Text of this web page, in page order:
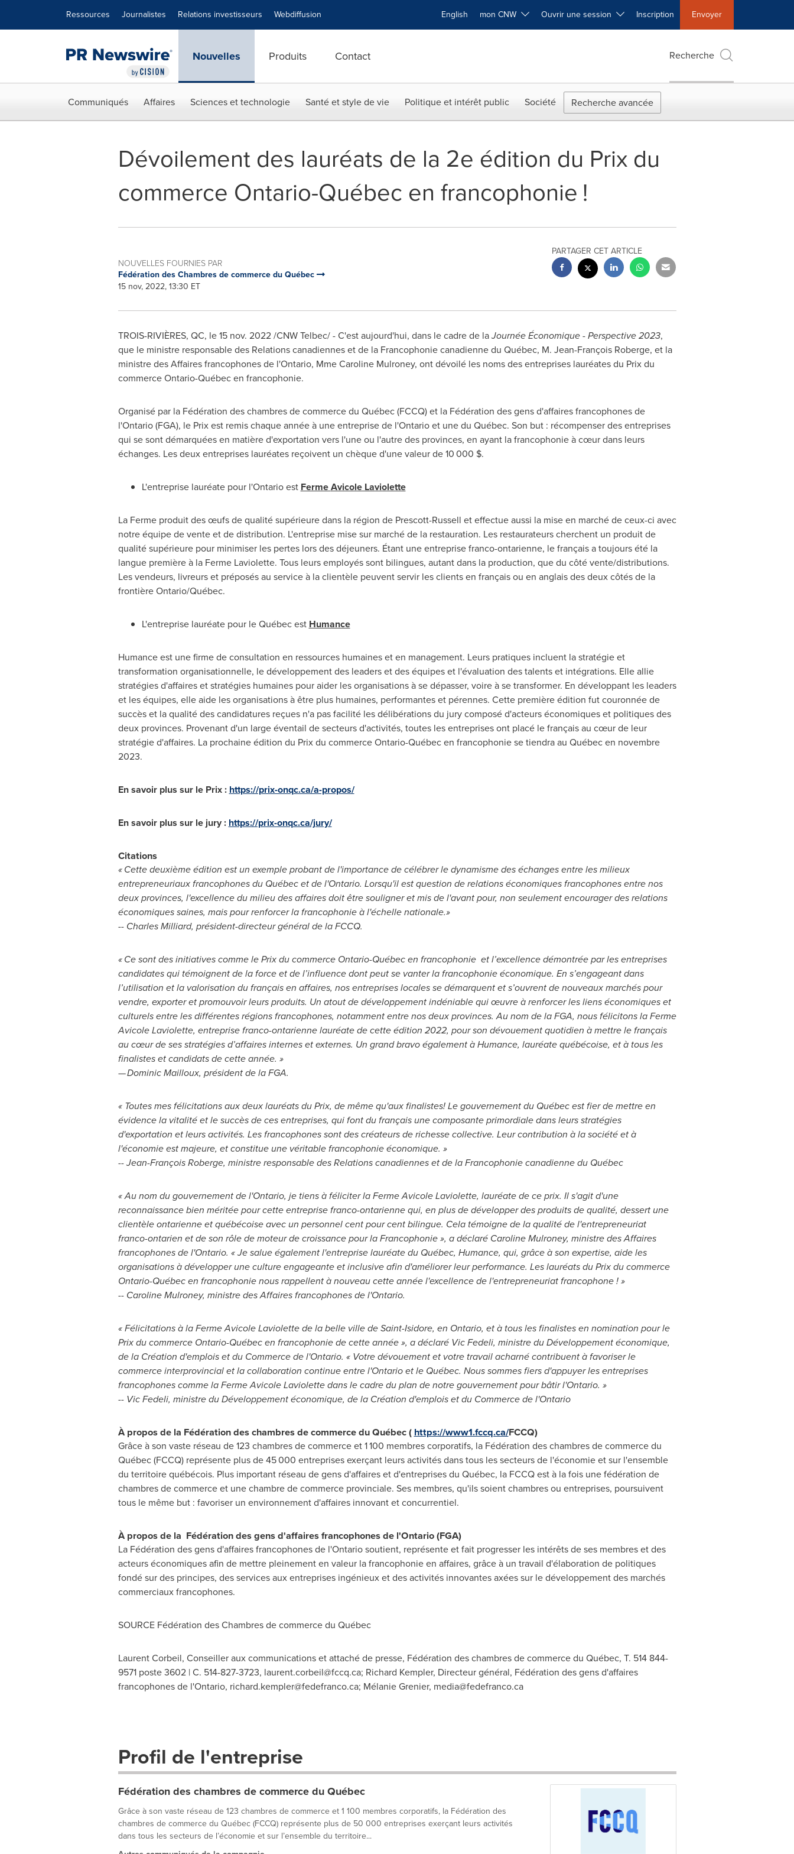
Ressources Journalistes Relations investisseurs Webdiffusion English mon CNW Ouvrir une session Inscription Envoyer
Nouvelles Produits Contact Recherche
Communiqués Affaires Sciences et technologie Santé et style de vie Politique et intérêt public Société Recherche avancée
Dévoilement des lauréats de la 2e édition du Prix du
commerce Ontario-Québec en francophonie !
NOUVELLES FOURNIES PAR
Fédération des Chambres de commerce du Québec
15 nov, 2022, 13:30 ET
PARTAGER CET ARTICLE
TROIS-RIVIÈRES, QC, le15 nov. 2022/CNW Telbec/ - C'est aujourd'hui, dans le cadre de laJournée Économique - Perspective 2023,
que le ministre responsable des Relations canadiennes et de la Francophonie canadienne du Québec, M. Jean-François Roberge, et la
ministre des Affaires francophones de l'Ontario, Mme Caroline Mulroney, ont dévoilé les noms des entreprises lauréates du Prix du
commerce Ontario-Québec en francophonie.
Organisé par la Fédération des chambres de commerce du Québec (FCCQ) et la Fédération des gens d'affaires francophones de
l'Ontario(FGA), le Prix est remis chaque année à une entreprise de l'Ontarioet une du Québec. Son but : récompenser des entreprises
qui se sont démarquées en matière d'exportation vers l'une ou l'autre des provinces, en ayant la francophonie à cœur dans leurs
échanges. Les deux entreprises lauréates reçoivent un chèque d'une valeur de 10 000 $.
L'entreprise lauréate pour l'Ontarioest FermeAvicole Laviolette
La Fermeproduit des œufs de qualité supérieure dans la région de Prescott-Russell et effectue aussi la mise en marché de ceux-ci avec
notre équipe de vente et de distribution. L'entreprise mise sur marché de la restauration. Les restaurateurs cherchent un produit de
qualité supérieure pour minimiser les pertes lors des déjeuners. Étant une entreprise franco-ontarienne, le français a toujours été la
langue première à la Ferme Laviolette. Tous leurs employés sont bilingues, autant dans la production, que du côté vente/distributions.
Les vendeurs, livreurs et préposés au service à la clientèle peuvent servir les clients en français ou en anglais des deux côtés de la
frontièreOntario/Québec.
L'entreprise lauréate pour le Québec est Humance
Humance est une firme de consultation en ressources humaines et en management. Leurs pratiques incluent la stratégie et
transformation organisationnelle, le développement des leaders et des équipes et l'évaluation des talents et intégrations. Elle allie
stratégies d'affaires et stratégies humaines pour aider les organisations à se dépasser, voire à se transformer. En développant les leaders
et les équipes, elle aide les organisations à être plus humaines, performantes et pérennes. Cette première édition fut couronnée de
succès et la qualité des candidatures reçues n'a pas facilité les délibérations du jury composé d'acteurs économiques et politiques des
deux provinces. Provenant d'un large éventail de secteurs d'activités, toutes les entreprises ont placé le français au cœur de leur
stratégie d'affaires. La prochaine édition du Prix du commerce Ontario-Québec en francophonie se tiendra au Québec en novembre
2023.
En savoir plus sur le Prix : https://prix-onqc.ca/a-propos/
En savoir plus sur le jury : https://prix-onqc.ca/jury/
Citations
« Cette deuxième édition est un exemple probant de l'importance de célébrer le dynamisme des échanges entre les milieux
entrepreneuriaux francophones du Québec et de l'Ontario. Lorsqu'il est question de relations économiques francophones entre nos
deux provinces, l'excellence du milieu des affaires doit être souligner et mis de l'avant pour, non seulement encourager des relations
économiques saines, mais pour renforcer la francophonie à l'échelle nationale.»
-- Charles Milliard, président-directeur général de la FCCQ.
« Ce sont des initiatives comme le Prix du commerce Ontario-Québec en francophonie et l’excellence démontrée par les entreprises
candidates qui témoignent de la force et de l’influence dont peut se vanter la francophonie économique. En s’engageant dans
l’utilisation et la valorisation du français en affaires, nos entreprises locales se démarquent et s’ouvrent de nouveaux marchés pour
vendre, exporter et promouvoir leurs produits. Un atout de développement indéniable qui œuvre à renforcer les liens économiques et
culturels entre les différentes régions francophones, notamment entre nos deux provinces. Au nom de la FGA, nous félicitons la Ferme
Avicole Laviolette, entreprise franco-ontarienne lauréate de cette édition 2022, pour son dévouement quotidien à mettre le français
au cœur de ses stratégies d’affaires internes et externes. Un grand bravo également à Humance, lauréate québécoise, et à tous les
finalistes et candidats de cette année. »
— Dominic Mailloux, président de la FGA.
« Toutes mes félicitations aux deux lauréats du Prix, de même qu'aux finalistes! Le gouvernement du Québec est fier de mettre en
évidence la vitalité et le succès de ces entreprises, qui font du français une composante primordiale dans leurs stratégies
d'exportation et leurs activités. Les francophones sont des créateurs de richesse collective. Leur contribution à la société et à
l'économie est majeure, et constitue une véritable francophonie économique. »
-- Jean-François Roberge, ministre responsable des Relations canadiennes et de la Francophonie canadienne du Québec
« Au nom du gouvernement de l'Ontario, je tiens à féliciter la Ferme Avicole Laviolette, lauréate de ce prix. Il s'agit d'une
reconnaissance bien méritée pour cette entreprise franco-ontarienne qui, en plus de développer des produits de qualité, dessert une
clientèle ontarienne et québécoise avec un personnel cent pour cent bilingue. Cela témoigne de la qualité de l'entrepreneuriat
franco-ontarien et de son rôle de moteur de croissance pour la Francophonie », a déclaré Caroline Mulroney, ministre des Affaires
francophones de l'Ontario. « Je salue également l'entreprise lauréate du Québec, Humance, qui, grâce à son expertise, aide les
organisations à développer une culture engageante et inclusive afin d'améliorer leur performance. Les lauréats du Prix du commerce
Ontario-Québec en francophonie nous rappellent à nouveau cette année l'excellence de l'entrepreneuriat francophone ! »
-- Caroline Mulroney, ministre des Affaires francophones de l'Ontario.
« Félicitations à la Ferme Avicole Laviolette de la belle ville deSaint-Isidore, en Ontario, et à tous les finalistes en nomination pour le
Prix du commerce Ontario-Québec en francophonie de cette année », a déclaré Vic Fedeli, ministre du Développement économique,
de la Création d'emplois et du Commerce de l'Ontario. « Votre dévouement et votre travail acharné contribuent à favoriser le
commerce interprovincial et la collaboration continue entre l'Ontarioet le Québec. Nous sommes fiers d'appuyer les entreprises
francophones comme la Ferme Avicole Laviolette dans le cadre du plan de notre gouvernement pour bâtir l'Ontario. »
-- Vic Fedeli, ministre du Développement économique, de la Création d'emplois et du Commerce de l'Ontario
À propos de la Fédération des chambres de commerce du Québec (https://www1.fccq.ca/FCCQ)
Grâce à son vaste réseau de 123 chambres de commerce et 1 100 membres corporatifs, la Fédération des chambres de commerce du
Québec (FCCQ) représente plus de 45 000 entreprises exerçant leurs activités dans tous les secteurs de l'économie et sur l'ensemble
du territoire québécois. Plus important réseau de gens d'affaires et d'entreprises du Québec, la FCCQ est à la fois une fédération de
chambres de commerce et une chambre de commerce provinciale. Ses membres, qu'ils soient chambres ou entreprises, poursuivent
tous le même but : favoriser un environnement d'affaires innovant et concurrentiel.
À propos de la Fédération des gens d'affaires francophones de l'Ontario(FGA)
La Fédération des gens d'affaires francophones de l'Ontariosoutient, représente et fait progresser les intérêts de ses membres et des
acteurs économiques afin de mettre pleinement en valeur la francophonie en affaires, grâce à un travail d'élaboration de politiques
fondé sur des principes, des services aux entreprises ingénieux et des activités innovantes axées sur le développement des marchés
commerciaux francophones.
SOURCE Fédération des Chambres de commerce du Québec
Laurent Corbeil, Conseiller aux communications et attaché de presse, Fédération des chambres de commerce du Québec, T. 514 844-
9571 poste 3602 | C. 514-827-3723, laurent.corbeil@fccq.ca; Richard Kempler, Directeur général, Fédération des gens d'affaires
francophones de l'Ontario, richard.kempler@fedefranco.ca; Mélanie Grenier, media@fedefranco.ca
Profil de l'entreprise
Fédération des chambres de commerce du Québec
Grâce à son vaste réseau de 123 chambres de commerce et 1 100 membres corporatifs, la Fédération des
chambres de commerce du Québec (FCCQ) représente plus de 50 000 entreprises exerçant leurs activités
dans tous les secteurs de l’économie et sur l’ensemble du territoire...